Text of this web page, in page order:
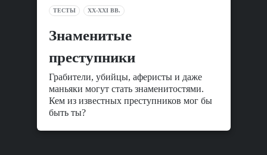
ТЕСТЫ XX-XXI ВВ.
Знаменитые
преступники
Грабители, убийцы, аферисты и даже
маньяки могут стать знаменитостями.
Кем из известных преступников мог бы
быть ты?